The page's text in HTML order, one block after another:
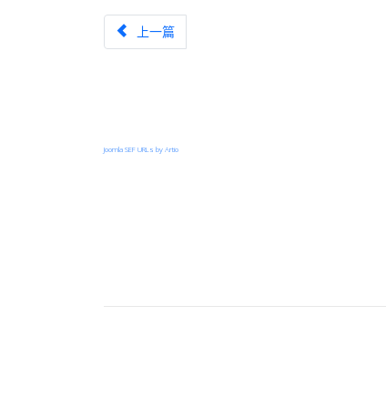
上一篇文章：第十二次出訪記實(達觀國小)
上一篇
Joomla SEF URLs by Artio